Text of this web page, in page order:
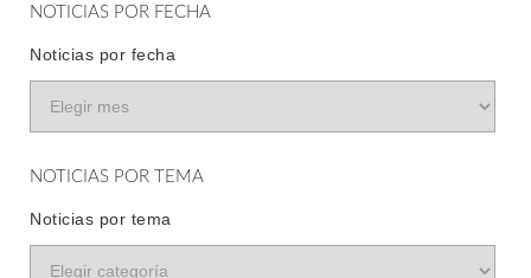
NOTICIAS POR FECHA
Noticias por fecha
NOTICIAS POR TEMA
Noticias por tema